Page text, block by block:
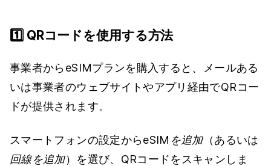
1️⃣ QRコードを使用する方法
事業者からeSIMプランを購入すると、メールある
いは事業者のウェブサイトやアプリ経由でQRコー
ドが提供されます。
スマートフォンの設定からeSIMを追加（あるいは
回線を追加）を選び、QRコードをスキャンしま